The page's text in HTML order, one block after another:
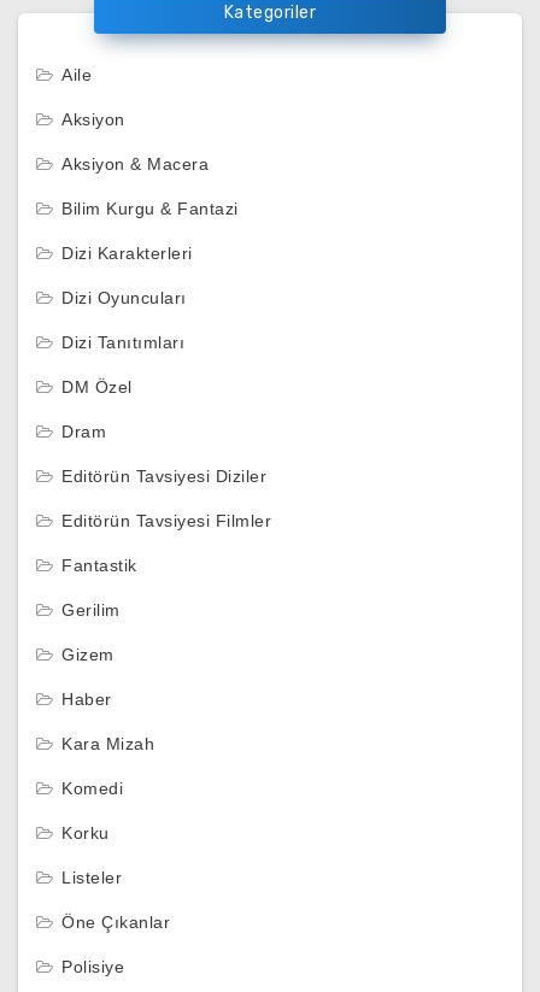
Kategoriler
Aile
Aksiyon
Aksiyon & Macera
Bilim Kurgu & Fantazi
Dizi Karakterleri
Dizi Oyuncuları
Dizi Tanıtımları
DM Özel
Dram
Editörün Tavsiyesi Diziler
Editörün Tavsiyesi Filmler
Fantastik
Gerilim
Gizem
Haber
Kara Mizah
Komedi
Korku
Listeler
Öne Çıkanlar
Polisiye